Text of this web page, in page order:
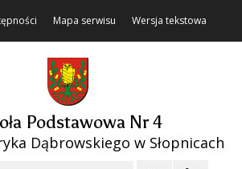
Mapa serwisu Wersja tekstowa
Podstawowa Nr 4
Dąbrowskiego w Słopnicach